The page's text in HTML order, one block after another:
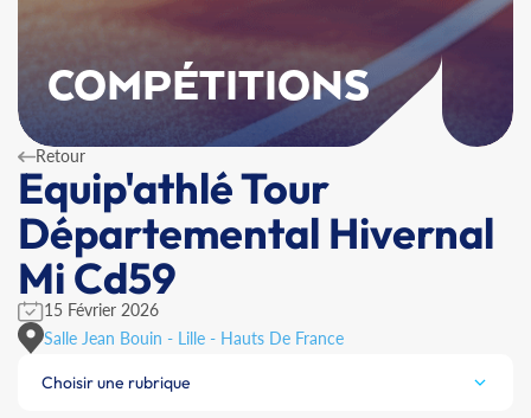
COMPÉTITIONS
Retour
Equip'athlé Tour
Départemental Hivernal
Mi Cd59
15 Février 2026
Salle Jean Bouin - Lille - Hauts De France
Choisir une rubrique